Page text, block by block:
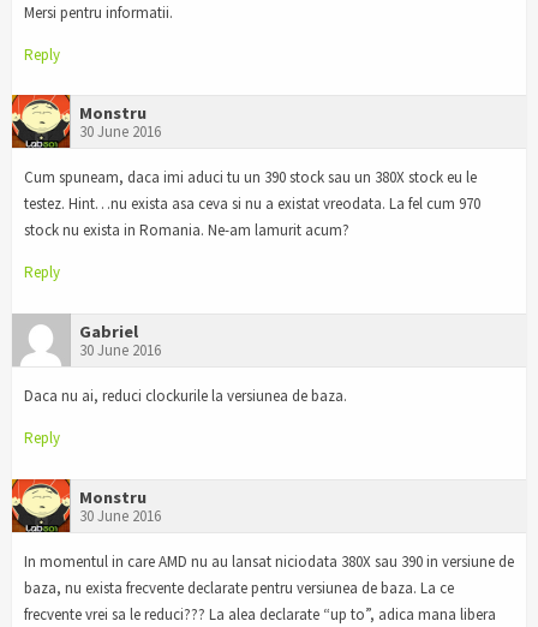
Mersi pentru informatii.
Reply
Monstru
30 June 2016
Cum spuneam, daca imi aduci tu un 390 stock sau un 380X stock eu le
testez. Hint…nu exista asa ceva si nu a existat vreodata. La fel cum 970
stock nu exista in Romania. Ne-am lamurit acum?
Reply
Gabriel
30 June 2016
Daca nu ai, reduci clockurile la versiunea de baza.
Reply
Monstru
30 June 2016
In momentul in care AMD nu au lansat niciodata 380X sau 390 in versiune de
baza, nu exista frecvente declarate pentru versiunea de baza. La ce
frecvente vrei sa le reduci??? La alea declarate “up to”, adica mana libera